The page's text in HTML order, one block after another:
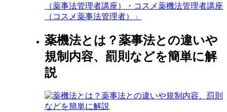
薬機法とは？薬事法との違いや
規制内容、罰則などを簡単に解
説